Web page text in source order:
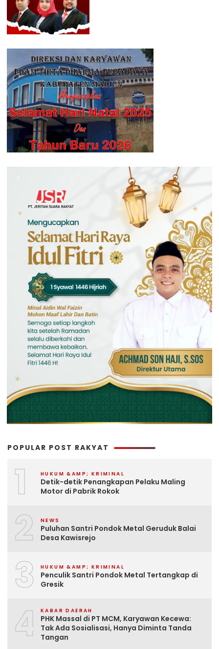
POPULAR POST RAKYAT
1 HUKUM &AMP; KRIMINAL
Detik-detik Penangkapan Pelaku Maling
Motor di Pabrik Rokok
2 NEWS
Puluhan Santri Pondok Metal Geruduk Balai
Desa Kawisrejo
3 HUKUM &AMP; KRIMINAL
Penculik Santri Pondok Metal Tertangkap di
Gresik
4 KABAR DAERAH
PHK Massal di PT MCM, Karyawan Kecewa:
Tak Ada Sosialisasi, Hanya Diminta Tanda
Tangan